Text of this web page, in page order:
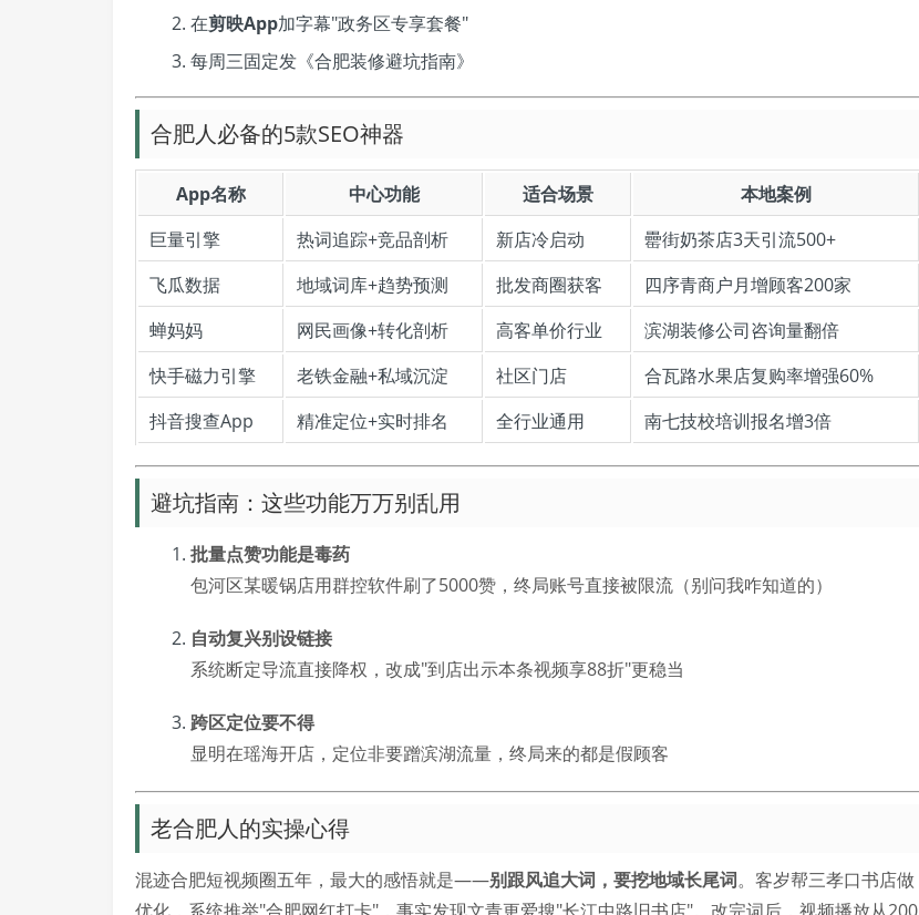
在剪映App加字幕"政务区专享套餐"
每周三固定发《合肥装修避坑指南》
合肥人必备的5款SEO神器
App名称 中心功能 适合场景
本地案例
巨量引擎
热词追踪+竞品剖析 新店冷启动
罍街奶茶店3天引流500+
飞瓜数据
地域词库+趋势预测 批发商圈获客
四序青商户月增顾客200家
蝉妈妈
网民画像+转化剖析 高客单价行业
滨湖装修公司咨询量翻倍
快手磁力引擎
老铁金融+私域沉淀 社区门店
合瓦路水果店复购率增强60%
抖音搜查App
精准定位+实时排名 全行业通用 南七技校培训报名增3倍
避坑指南：这些功能万万别乱用
批量点赞功能是毒药
包河区某暖锅店用群控软件刷了5000赞，终局账号直接被限流（别问我咋知道的）
自动复兴别设链接
系统断定导流直接降权，改成"到店出示本条视频享88折"更稳当
跨区定位要不得
显明在瑶海开店，定位非要蹭滨湖流量，终局来的都是假顾客
老合肥人的实操心得
混迹合肥短视频圈五年，最大的感悟就是——别跟风追大词，要挖地域长尾词。客岁帮三孝口书店做